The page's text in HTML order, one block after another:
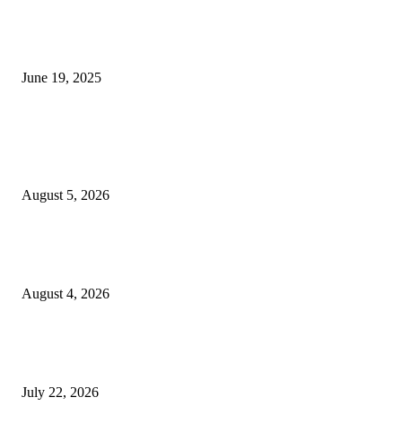
June 19, 2025
August 5, 2026
August 4, 2026
July 22, 2026